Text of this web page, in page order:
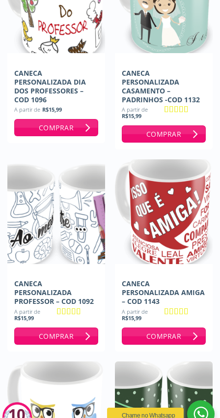
CANECA
PERSONALIZADA DIA
DOS PROFESSORES –
COD 1096
A partir de R$15,99
COMPRAR
CANECA
PERSONALIZADA
CASAMENTO –
PADRINHOS -COD 1132
A partir de
R$15,99
COMPRAR
CANECA
PERSONALIZADA
PROFESSOR – COD 1092
A partir de
R$15,99
COMPRAR
CANECA
PERSONALIZADA AMIGA
– COD 1143
A partir de
R$15,99
COMPRAR
Chame no Whatsapp